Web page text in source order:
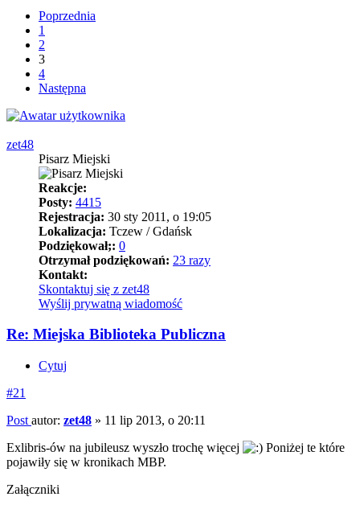
Poprzednia
1
2
3
4
Następna
zet48
Pisarz Miejski
Reakcje:
Posty: 4415
Rejestracja: 30 sty 2011, o 19:05
Lokalizacja: Tczew / Gdańsk
Podziękował;: 0
Otrzymał podziękowań: 23 razy
Kontakt:
Skontaktuj się z zet48
Wyślij prywatną wiadomość
Re: Miejska Biblioteka Publiczna
Cytuj
#21
Post autor: zet48 » 11 lip 2013, o 20:11
Exlibris-ów na jubileusz wyszło trochę więcej
Poniżej te które
pojawiły się w kronikach MBP.
Załączniki